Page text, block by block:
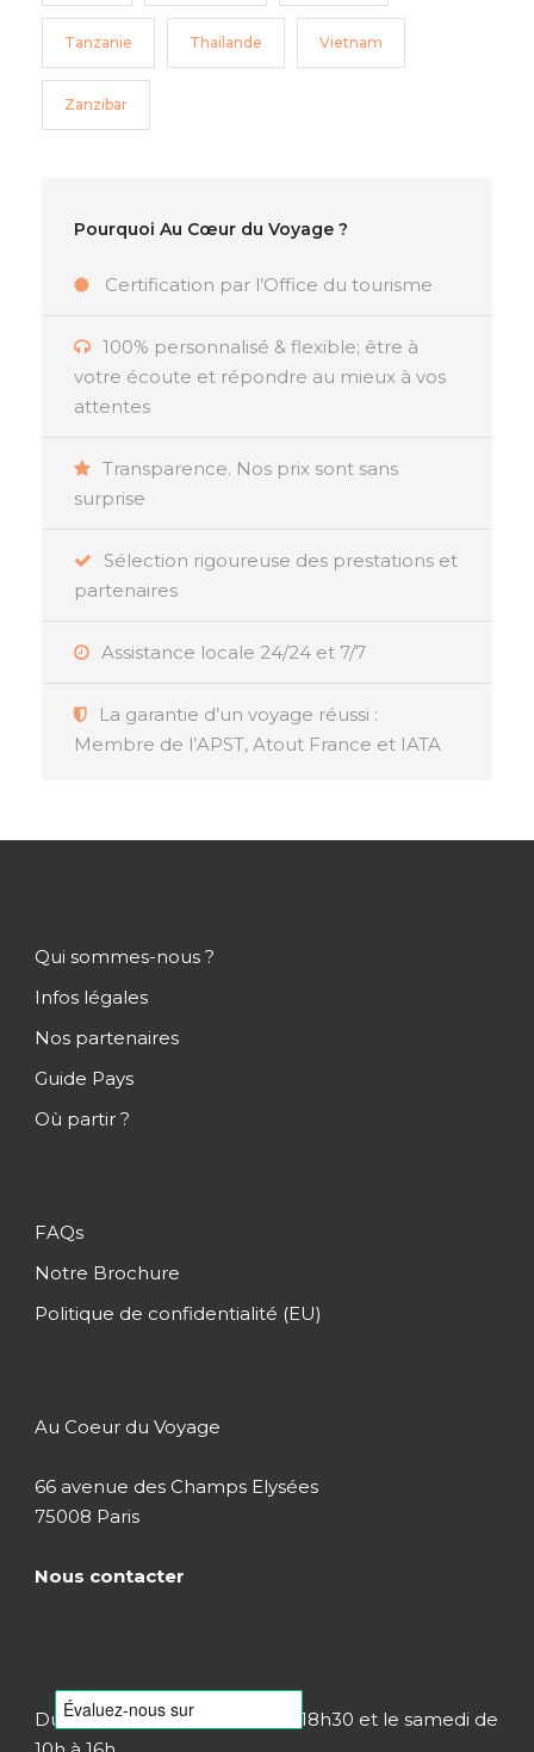
Tanzanie Thailande Vietnam
Zanzibar
Pourquoi Au Cœur du Voyage ?
Certification par l’Office du tourisme
100% personnalisé & flexible; être à
votre écoute et répondre au mieux à vos
attentes
Transparence. Nos prix sont sans
surprise
Sélection rigoureuse des prestations et
partenaires
Assistance locale 24/24 et 7/7
La garantie d’un voyage réussi :
Membre de l’APST, Atout France et IATA
Qui sommes-nous ?
Infos légales
Nos partenaires
Guide Pays
Où partir ?
FAQs
Notre Brochure
Politique de confidentialité (EU)
Au Coeur du Voyage
66 avenue des Champs Elysées
75008 Paris
Nous contacter
Du lundi au vendredi de 8h à 18h30 et le samedi de